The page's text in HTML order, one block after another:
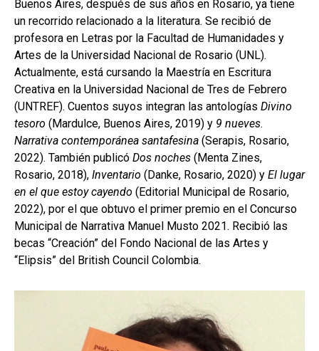
Buenos Aires, después de sus años en Rosario, ya tiene
un recorrido relacionado a la literatura. Se recibió de
profesora en Letras por la Facultad de Humanidades y
Artes de la Universidad Nacional de Rosario (UNL).
Actualmente, está cursando la Maestría en Escritura
Creativa en la Universidad Nacional de Tres de Febrero
(UNTREF). Cuentos suyos integran las antologías Divino
tesoro (Mardulce, Buenos Aires, 2019) y 9 nueves.
Narrativa contemporánea santafesina (Serapis, Rosario,
2022). También publicó Dos noches (Menta Zines,
Rosario, 2018), Inventario (Danke, Rosario, 2020) y El lugar
en el que estoy cayendo (Editorial Municipal de Rosario,
2022), por el que obtuvo el primer premio en el Concurso
Municipal de Narrativa Manuel Musto 2021. Recibió las
becas “Creación” del Fondo Nacional de las Artes y
“Elipsis” del British Council Colombia.